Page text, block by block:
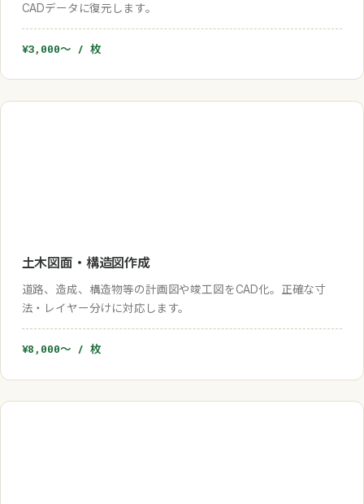
CADデータに復元します。
¥3,000〜 / 枚
土木図面・構造図作成
道路、造成、構造物等の計画図や竣工図をCAD化。正確な寸
法・レイヤー分けに対応します。
¥8,000〜 / 枚